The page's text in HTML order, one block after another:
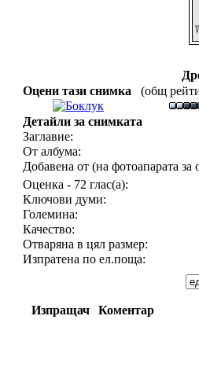
Оцени тази снимка
(общ
Детайли за снимката
Заглавие:
От албума:
Добавена от (на фотоапарата за
Оценка - 72 глас(а):
Ключови думи:
Големина:
Качество:
Отваряна в цял размер:
Изпратена по ел.поща:
Изпращач Коментар